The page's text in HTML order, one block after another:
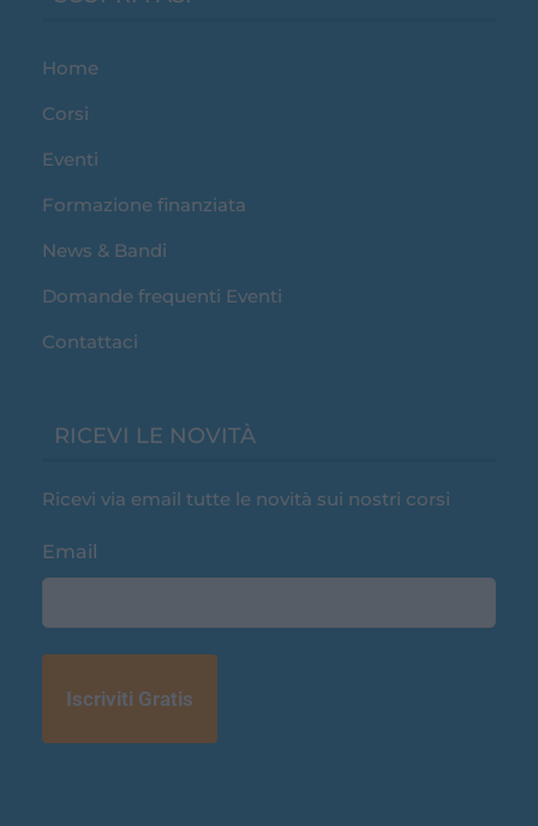
Home
Corsi
Eventi
Formazione finanziata
News & Bandi
Domande frequenti Eventi
Contattaci
RICEVI LE NOVITÀ
Ricevi via email tutte le novità sui nostri corsi
Email